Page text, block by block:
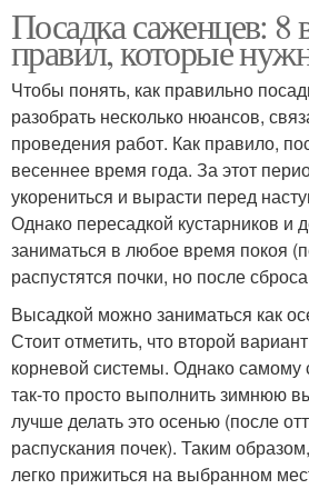
Посадка саженцев:
правил, которые
Чтобы понять, как правильно
разобрать несколько нюансов,
проведения работ. Как правило,
весеннее время года. За этот
укорениться и вырасти перед
Однако пересадкой кустарников и
заниматься в любое время покоя
распустятся почки, но после
Высадкой можно заниматься как
Стоит отметить, что второй
корневой системы. Однако самому
так-то просто выполнить зимнюю
лучше делать это осенью (после
распускания почек). Таким
легко прижиться на выбранном